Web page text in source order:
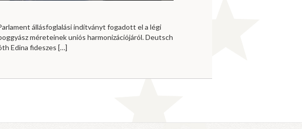
állásfoglalási indítványt fogadott el a légi
méreteinek uniós harmonizációjáról. Deutsch
Edina fideszes […]